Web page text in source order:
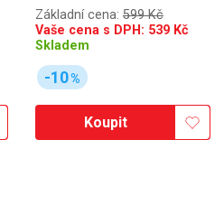
Základní cena: 599 Kč
Vaše cena s DPH: 539 Kč
Skladem
-10%
Koupit